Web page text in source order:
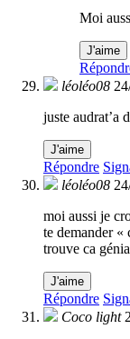
Moi
J'aime
léoléo08
juste audrat’a
J'aime
Répondre
léoléo08
moi aussi je
te demander «
trouve ca
J'aime
Répondre
Coco light